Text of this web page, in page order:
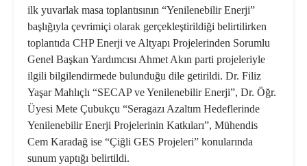
ilk yuvarlak masa toplantısının “Yenilenebilir Enerji”
başlığıyla çevrimiçi olarak gerçekleştirildiği belirtilirken
toplantıda CHP Enerji ve Altyapı Projelerinden Sorumlu
Genel Başkan Yardımcısı Ahmet Akın parti projeleriyle
ilgili bilgilendirmede bulunduğu dile getirildi. Dr. Filiz
Yaşar Mahlıçlı “SECAP ve Yenilenebilir Enerji”, Dr. Öğr.
Üyesi Mete Çubukçu “Seragazı Azaltım Hedeflerinde
Yenilenebilir Enerji Projelerinin Katkıları”, Mühendis
Cem Karadağ ise “Çiğli GES Projeleri” konularında
sunum yaptığı belirtildi.